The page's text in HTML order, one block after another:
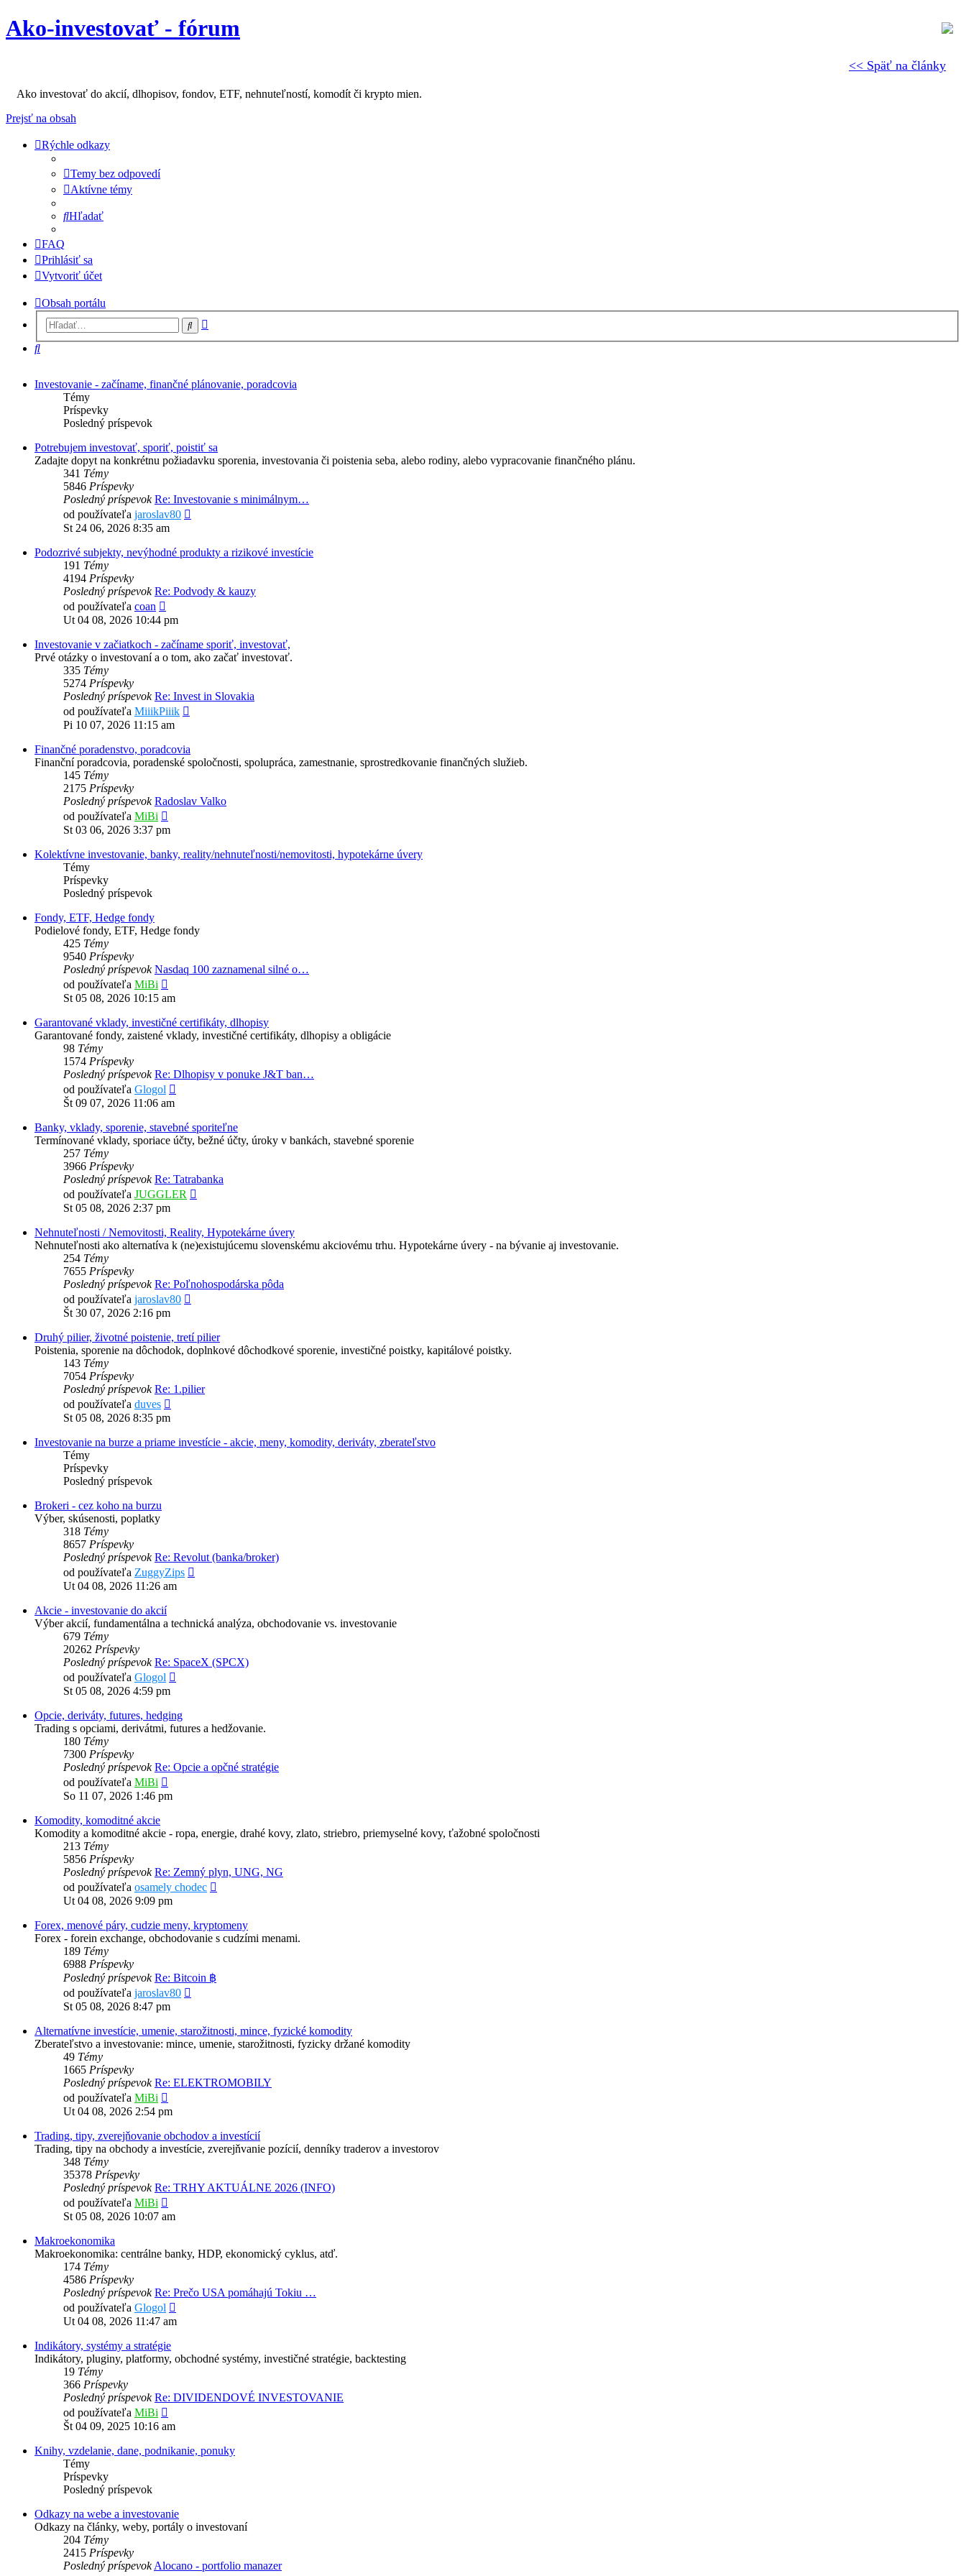
<< Späť na články
Ako-investovať - fórum
Ako investovať do akcií, dlhopisov, fondov, ETF, nehnuteľností, komodít či krypto mien.
Prejsť na obsah
Rýchle odkazy
Temy bez odpovedí
Aktívne témy
Hľadať
FAQ
Prihlásiť sa
Vytvoriť účet
Obsah portálu
Hľadať
Hľadať
Investovanie - začíname, finančné plánovanie, poradcovia
Témy
Príspevky
Posledný príspevok
Potrebujem investovať, sporiť, poistiť sa
Zadajte dopyt na konkrétnu požiadavku sporenia, investovania či poistenia seba, alebo rodiny, alebo vypracovanie finančného plánu.
341 Témy
5846 Príspevky
Posledný príspevok Re: Investovanie s minimálnym…
od používateľa jaroslav80
St 24 06, 2026 8:35 am
Podozrivé subjekty, nevýhodné produkty a rizikové investície
191 Témy
4194 Príspevky
Posledný príspevok Re: Podvody & kauzy
od používateľa coan
posledný
príspevok
Ut 04 08, 2026 10:44 pm
Investovanie v začiatkoch - začíname sporiť, investovať,
Prvé otázky o investovaní a o tom, ako začať investovať.
335 Témy
5274 Príspevky
Posledný príspevok Re: Invest in Slovakia
od používateľa MiiikPiiik
Pi 10 07, 2026 11:15 am
Finančné poradenstvo, poradcovia
Finanční poradcovia, poradenské spoločnosti, spolupráca, zamestnanie, sprostredkovanie finančných služieb.
145 Témy
2175 Príspevky
Posledný príspevok Radoslav Valko
od používateľa MiBi
posledný
St 03 06, 2026 3:37 pm
Kolektívne investovanie, banky, reality/nehnuteľnosti/nemovitosti, hypotekárne úvery
Témy
Príspevky
Posledný príspevok
Fondy, ETF, Hedge fondy
Podielové fondy, ETF, Hedge fondy
425 Témy
9540 Príspevky
Posledný príspevok Nasdaq 100 zaznamenal silné o…
od používateľa MiBi
posledný
St 05 08, 2026 10:15 am
Garantované vklady, investičné certifikáty, dlhopisy
Garantované fondy, zaistené vklady, investičné certifikáty, dlhopisy a obligácie
98 Témy
1574 Príspevky
Posledný príspevok Re: Dlhopisy v ponuke J&T ban…
od používateľa Glogol
Št 09 07, 2026 11:06 am
Banky, vklady, sporenie, stavebné sporiteľne
Termínované vklady, sporiace účty, bežné účty, úroky v bankách, stavebné sporenie
257 Témy
3966 Príspevky
Posledný príspevok Re: Tatrabanka
od používateľa JUGGLER
St 05 08, 2026 2:37 pm
Nehnuteľnosti / Nemovitosti, Reality, Hypotekárne úvery
Nehnuteľnosti ako alternatíva k (ne)existujúcemu slovenskému akciovému trhu. Hypotekárne úvery - na bývanie aj investovanie.
254 Témy
7655 Príspevky
Posledný príspevok Re: Poľnohospodárska pôda
od používateľa jaroslav80
Št 30 07, 2026 2:16 pm
Druhý pilier, životné poistenie, tretí pilier
Poistenia, sporenie na dôchodok, doplnkové dôchodkové sporenie, investičné poistky, kapitálové poistky.
143 Témy
7054 Príspevky
Posledný príspevok Re: 1.pilier
od používateľa duves
St 05 08, 2026 8:35 pm
Investovanie na burze a priame investície - akcie, meny, komodity, deriváty, zberateľstvo
Témy
Príspevky
Posledný príspevok
Brokeri - cez koho na burzu
Výber, skúsenosti, poplatky
318 Témy
8657 Príspevky
Posledný príspevok Re: Revolut (banka/broker)
od používateľa ZuggyZips
Ut 04 08, 2026 11:26 am
Akcie - investovanie do akcií
Výber akcií, fundamentálna a technická analýza, obchodovanie vs. investovanie
679 Témy
20262 Príspevky
Posledný príspevok Re: SpaceX (SPCX)
od používateľa Glogol
St 05 08, 2026 4:59 pm
Opcie, deriváty, futures, hedging
Trading s opciami, derivátmi, futures a hedžovanie.
180 Témy
7300 Príspevky
Posledný príspevok Re: Opcie a opčné stratégie
od používateľa MiBi
posledný
So 11 07, 2026 1:46 pm
Komodity, komoditné akcie
Komodity a komoditné akcie - ropa, energie, drahé kovy, zlato, striebro, priemyselné kovy, ťažobné spoločnosti
213 Témy
5856 Príspevky
Posledný príspevok Re: Zemný plyn, UNG, NG
od používateľa osamely chodec
Ut 04 08, 2026 9:09 pm
Forex, menové páry, cudzie meny, kryptomeny
Forex - forein exchange, obchodovanie s cudzími menami.
189 Témy
6988 Príspevky
Posledný príspevok Re: Bitcoin ฿
od používateľa jaroslav80
St 05 08, 2026 8:47 pm
Alternatívne investície, umenie, starožitnosti, mince, fyzické komodity
Zberateľstvo a investovanie: mince, umenie, starožitnosti, fyzicky držané komodity
49 Témy
1665 Príspevky
Posledný príspevok Re: ELEKTROMOBILY
od používateľa MiBi
posledný
Ut 04 08, 2026 2:54 pm
Trading, tipy, zverejňovanie obchodov a investícií
Trading, tipy na obchody a investície, zverejňvanie pozícií, denníky traderov a investorov
348 Témy
35378 Príspevky
Posledný príspevok Re: TRHY AKTUÁLNE 2026 (INFO)
od používateľa MiBi
posledný
St 05 08, 2026 10:07 am
Makroekonomika
Makroekonomika: centrálne banky, HDP, ekonomický cyklus, atď.
174 Témy
4586 Príspevky
Posledný príspevok Re: Prečo USA pomáhajú Tokiu …
od používateľa Glogol
posledný
Ut 04 08, 2026 11:47 am
Indikátory, systémy a stratégie
Indikátory, pluginy, platformy, obchodné systémy, investičné stratégie, backtesting
19 Témy
366 Príspevky
Posledný príspevok Re: DIVIDENDOVÉ INVESTOVANIE
od používateľa MiBi
posledný
Št 04 09, 2025 10:16 am
Knihy, vzdelanie, dane, podnikanie, ponuky
Témy
Príspevky
Posledný príspevok
Odkazy na webe a investovanie
Odkazy na články, weby, portály o investovaní
204 Témy
2415 Príspevky
Posledný príspevok Alocano - portfolio manazer